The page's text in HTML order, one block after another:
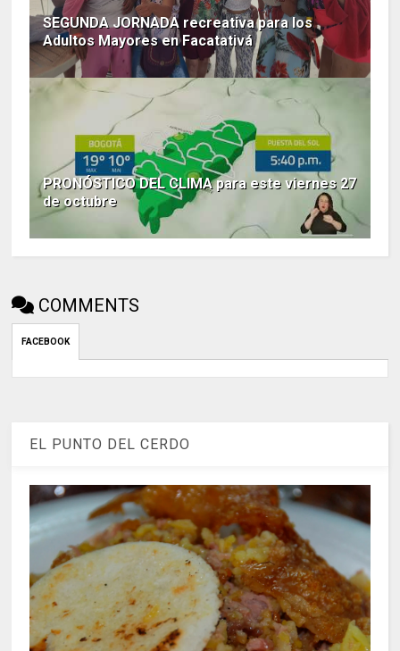
SEGUNDA JORNADA recreativa para los
Adultos Mayores en Facatativá
PRONÓSTICO DEL CLIMA para este viernes 27
de octubre
COMMENTS
FACEBOOK
EL PUNTO DEL CERDO